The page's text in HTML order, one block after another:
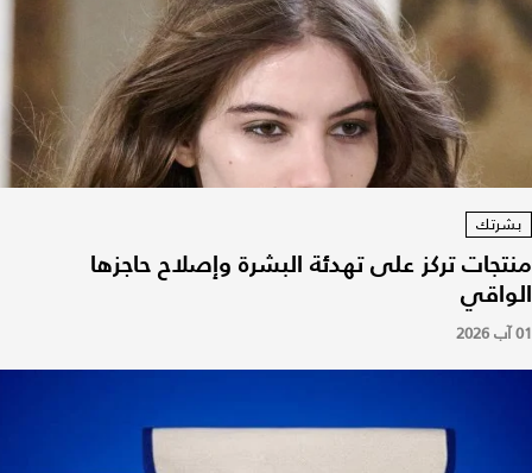
بشرتك
منتجات تركز على تهدئة البشرة وإصلاح حاجزها
الواقي
01 آب 2026